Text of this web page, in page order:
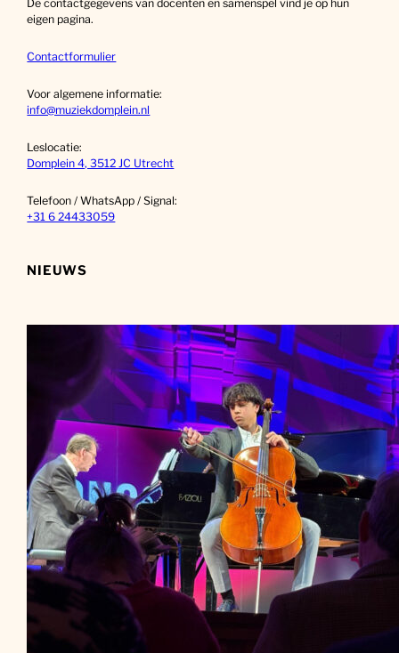
n
De contactgegevens van docenten en samenspel vind je op hun
eigen pagina.
Contactformulier
Voor algemene informatie:
info@muziekdomplein.nl
Leslocatie:
Domplein 4, 3512 JC Utrecht
Telefoon / WhatsApp / Signal:
+31 6 24433059
NIEUWS